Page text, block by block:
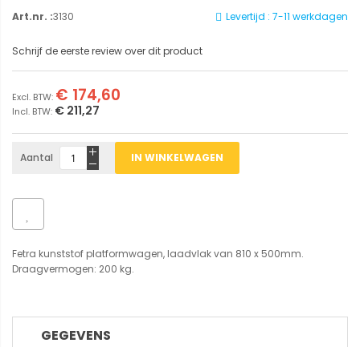
Levertijd : 7-11 werkdagen
Art.nr. :3130
Schrijf de eerste review over dit product
€ 211,27
€ 174,60
Aantal IN WINKELWAGEN
Fetra kunststof platformwagen, laadvlak van 810 x 500mm.
Draagvermogen: 200 kg.
GEGEVENS